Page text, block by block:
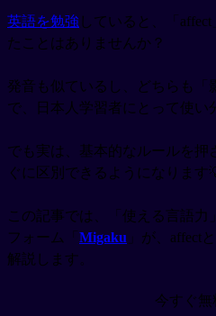
英語を勉強 していると、「
たことはありませんか？
発音も似ているし、どちらも「
で、日本人学習者にとって使い
でも実は、基本的なルールを押
ぐに区別できるようになります
この記事では、「使える言語力
フォーム「 Migaku 」が、affect
解説します。
今すぐ無